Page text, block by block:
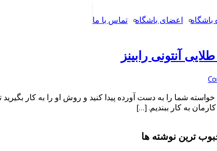
باشگاه اعضای باشگاه تماس با ما
شما را به دست آورده پیدا کنید و روش او را به کار بگیرید
به کار ببندیم. […]
ترین نوشته ها